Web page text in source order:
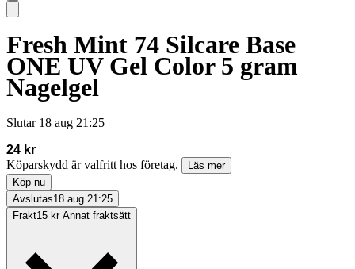
Fresh Mint 74 Silcare Base
ONE UV Gel Color 5 gram
Nagelgel
Slutar 18 aug 21:25
24 kr
Köparskydd är valfritt hos företag.
Läs mer
Köp nu
Avslutas18 aug 21:25
Frakt15 kr Annat fraktsätt